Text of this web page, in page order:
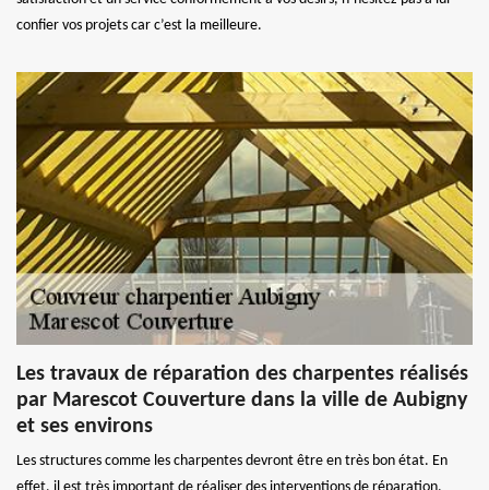
confier vos projets car c’est la meilleure.
Les travaux de réparation des charpentes réalisés
par Marescot Couverture dans la ville de Aubigny
et ses environs
Les structures comme les charpentes devront être en très bon état. En